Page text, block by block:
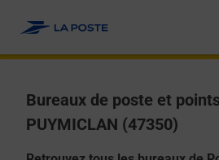
Bureaux de poste et
PUYMICLAN (47350)